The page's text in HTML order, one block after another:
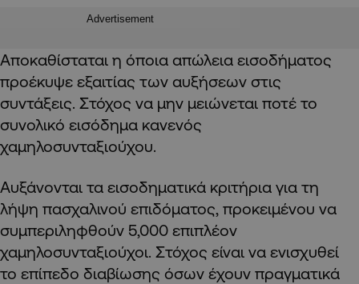
Advertisement
Αποκαθίσταται η όποια απώλεια εισοδήματος
προέκυψε εξαιτίας των αυξήσεων στις
συντάξεις. Στόχος να μην μειώνεται ποτέ το
συνολικό εισόδημα κανενός
χαμηλοσυνταξιούχου.
Αυξάνονται τα εισοδηματικά κριτήρια για τη
λήψη πασχαλινού επιδόματος, προκειμένου να
συμπεριληφθούν 5,000 επιπλέον
χαμηλοσυνταξιούχοι. Στόχος είναι να ενισχυθεί
το επίπεδο διαβίωσης όσων έχουν πραγματικά